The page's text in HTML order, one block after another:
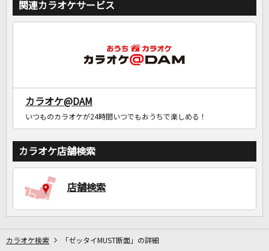
関連カラオケサービス
カラオケ@DAM
いつものカラオケが24時間いつでもおうちで楽しめる！
カラオケ店舗検索
店舗検索
カラオケ検索 「ゼッタイMUST断面」の詳細